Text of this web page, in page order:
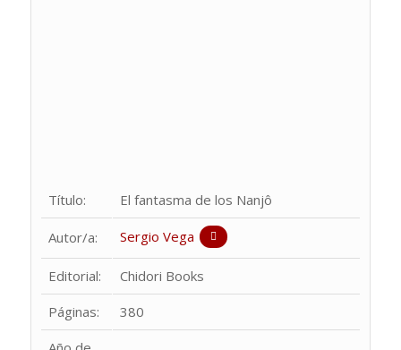
Título: El fantasma de los Nanjô
Autor/a: Sergio Vega
Editorial:
Chidori Books
Páginas:
380